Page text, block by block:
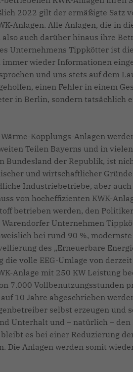
2022 gilt der ermäßigte Satz
Anlagen. Alle Anlagen, die in
also auch darüber hinaus ihre
Unternehmens Tippkötter ist
immer wieder Informationen
und uns stets auf dem
einen Fehler in einem
in Berlin, sondern tatsächlich
Kopplungs-Anlagen
Teilen Bayerns und in
Bundesland der Republik, ist
und wirtschaftlicher
Industriebetriebe, aber
von hocheffizienten KWK-
betrieben werden, den
Warendorfer Unternehmen
bei rund 90 %,
des „Erneuerbare
die volle EEG-Umlage von
Anlage mit 250 KW Leistung
7.000 Vollbenutzungsstunden
10 Jahre abgeschrieben
selbst erzeugen und
Unterhalt und – natürlich –
es bei einer Reduzierung
Die Anlagen werden somit